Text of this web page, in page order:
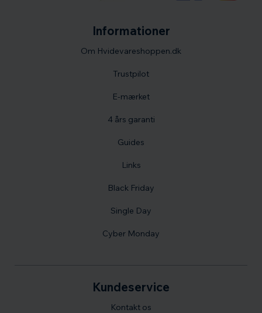
Kundeservice
Kontakt os
Informationer
Om Hvidevareshoppen.dk
Trustpilot
E-mærket
4 års garanti
Guides
Links
Black Friday
Single Day
Cyber Monday